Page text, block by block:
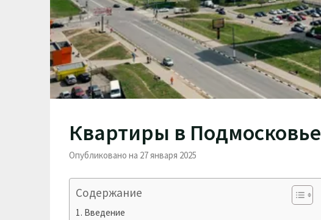
Квартиры в Подмосковье
Опубликовано на 27 января 2025
Содержание
Введение